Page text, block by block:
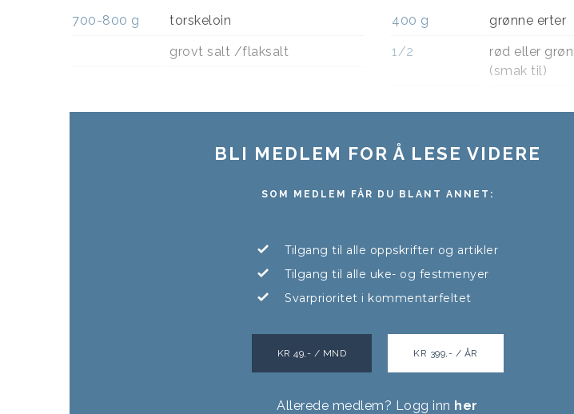
700-800 g torskeloin
grovt salt /flaksalt
400 g grønne erter
1/2
rød eller
(smak til)
BLI MEDLEM FOR Å LESE VIDERE
SOM MEDLEM FÅR DU BLANT ANNET:
Tilgang til alle oppskrifter og artikler
Tilgang til alle uke- og festmenyer
Svarprioritet i kommentarfeltet
KR 49,- / MND KR 399,- / ÅR
Allerede medlem? Logg inn her